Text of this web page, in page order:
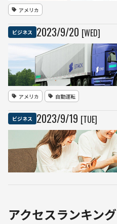
アメリカ
ビジネス 2023/9/20 [WED]
アメリカ 自動運転
ビジネス 2023/9/19 [TUE]
アクセスランキング